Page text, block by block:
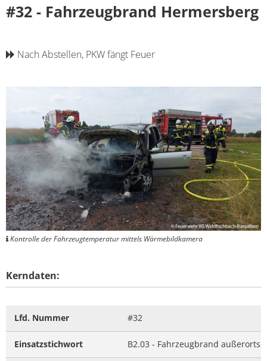
#32 - Fahrzeugbrand Hermersberg
Nach Abstellen, PKW fängt Feuer
Kontrolle der Fahrzeugtemperatur mittels Wärmebildkamera
Kerndaten:
Lfd. Nummer #32
Einsatzstichwort B2.03 - Fahrzeugbrand außerorts